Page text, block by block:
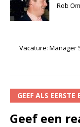
Rob
Vacature: Manager
GEEF ALS EERSTE
Geef een